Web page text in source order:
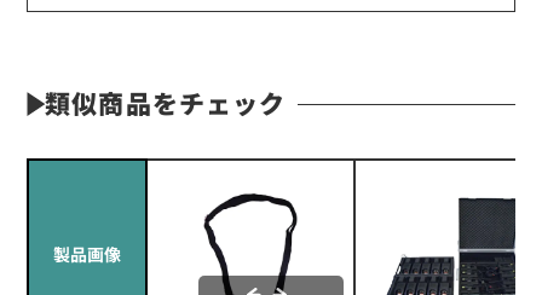
類似商品をチェック
製品画像